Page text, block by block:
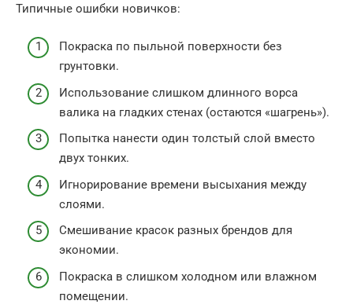
Типичные ошибки новичков:
Покраска по пыльной поверхности без
грунтовки.
Использование слишком длинного ворса
валика на гладких стенах (остаются «шагрень»).
Попытка нанести один толстый слой вместо
двух тонких.
Игнорирование времени высыхания между
слоями.
Смешивание красок разных брендов для
экономии.
Покраска в слишком холодном или влажном
помещении.